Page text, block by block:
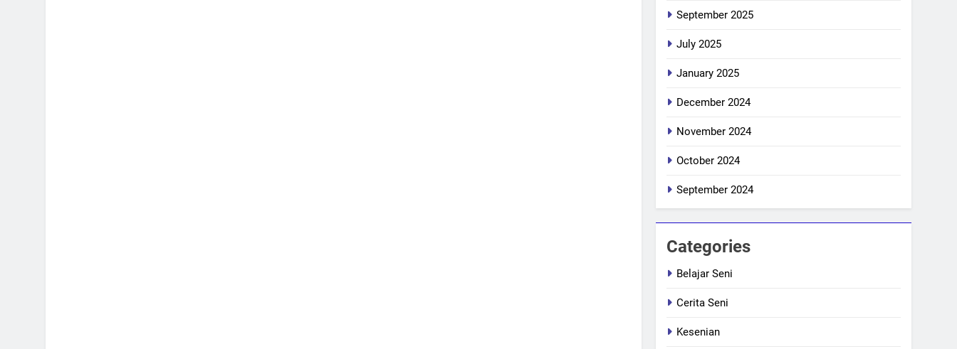
September 2025
July 2025
January 2025
December 2024
November 2024
October 2024
September 2024
Categories
Belajar Seni
Cerita Seni
Kesenian